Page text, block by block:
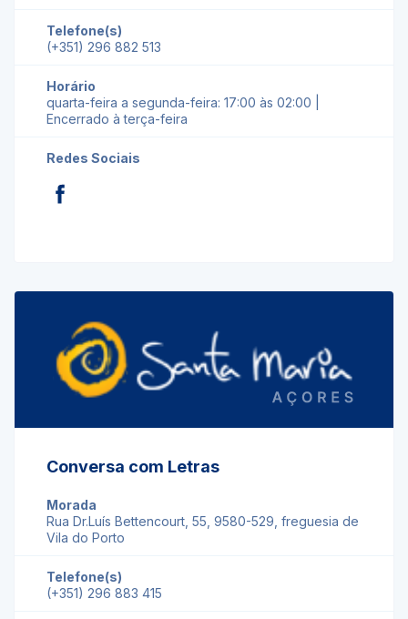
Telefone(s)
(+351) 296 882 513
Horário
quarta-feira a segunda-feira: 17:00 às 02:00 |
Encerrado à terça-feira
Redes Sociais
Conversa com Letras
Morada
Rua Dr.Luís Bettencourt, 55, 9580-529, freguesia de
Vila do Porto
Telefone(s)
(+351) 296 883 415